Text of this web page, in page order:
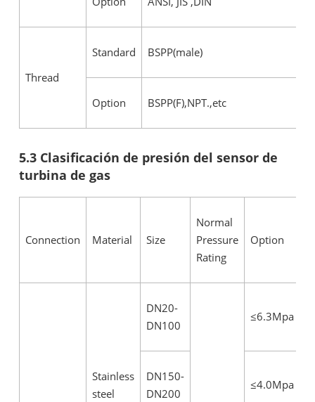
Thread
Standard BSPP(male)
Option BSPP(F),NPT.,etc
5.3 Clasificación de presión del sensor de
turbina de gas
Connection Material Size
Normal
Pressure
Rating
Option
Stainless
steel
DN20-
DN100
≤6.3Mpa
DN150-
DN200
≤4.0Mpa